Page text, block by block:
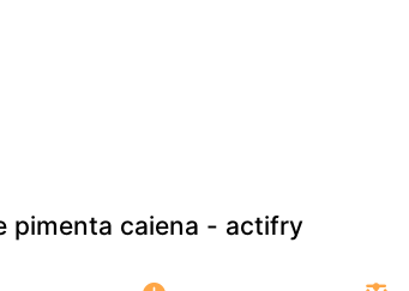
pimenta caiena - actifry